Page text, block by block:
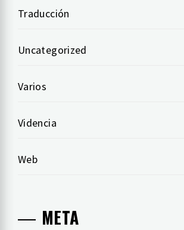
Traducción
Uncategorized
Varios
Videncia
Web
META